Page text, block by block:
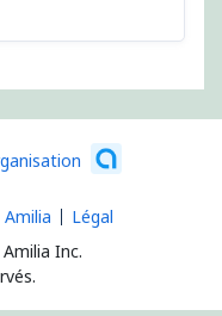
Inc.
Légal